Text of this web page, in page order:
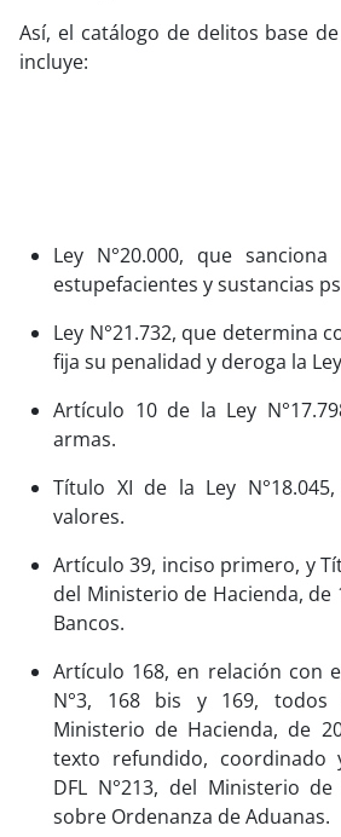
Así, el catálogo de delitos base
incluye:
Ley N°20.000, que
estupefacientes y sustancias
Ley N°21.732, que determina
fija su penalidad y deroga la
Artículo 10 de la Ley
armas.
Título XI de la Ley
valores.
Artículo 39, inciso primero, y
del Ministerio de Hacienda, de
Bancos.
Artículo 168, en relación con
N°3, 168 bis y 169, todos
Ministerio de Hacienda, de
texto refundido, coordinado
DFL N°213, del Ministerio
sobre Ordenanza de Aduanas.